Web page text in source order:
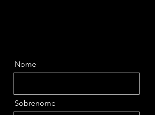
Nome
Sobrenome